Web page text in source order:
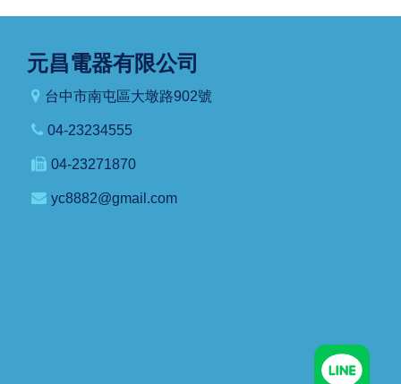
元昌電器有限公司
台中市南屯區大墩路902號
04-23234555
04-23271870
yc8882@gmail.com